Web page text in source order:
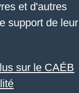
et d'autres
support de leur
sur le CAÉB